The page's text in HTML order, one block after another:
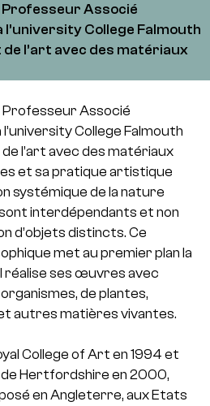
Associé
College Falmouth
l’art avec des matériaux
Associé
College Falmouth
l’art avec des matériaux
et sa pratique artistique
systémique de la nature
interdépendants et non
d’objets distincts. Ce
met au premier plan la
réalise ses œuvres avec
de plantes,
autres matières vivantes.
College of Art en 1994 et
de Hertfordshire en 2000,
en Angleterre, aux Etats